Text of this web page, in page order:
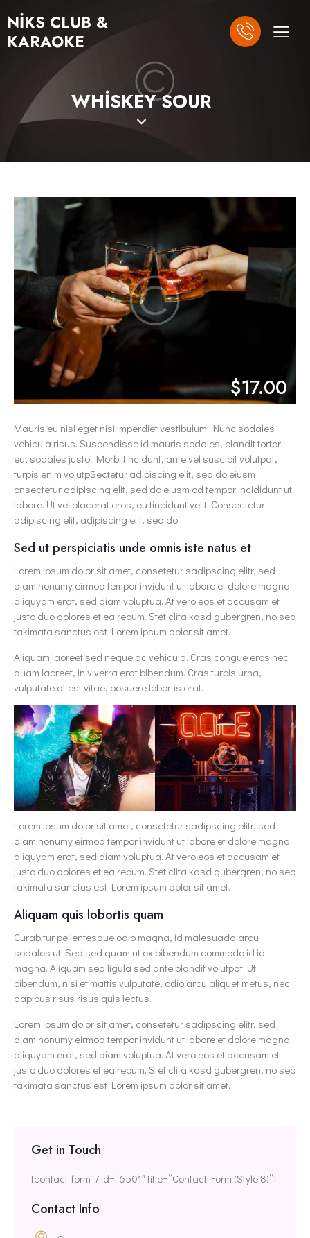
NIKS CLUB &
KARAOKE
WHISKEY SOUR
$17.00
Mauris eu nisi eget nisi imperdiet vestibulum. Nunc sodales
vehicula risus. Suspendisse id mauris sodales, blandit tortor
eu, sodales justo. Morbi tincidunt, ante vel suscipit volutpat,
turpis enim volutpSectetur adipiscing elit, sed do eiusm
onsectetur adipiscing elit, sed do eiusm od tempor incididunt ut
labore. Ut vel placerat eros, eu tincidunt velit. Consectetur
adipiscing elit, adipiscing elit, sed do.
Sed ut perspiciatis unde omnis iste natus et
Lorem ipsum dolor sit amet, consetetur sadipscing elitr, sed
diam nonumy eirmod tempor invidunt ut labore et dolore magna
aliquyam erat, sed diam voluptua. At vero eos et accusam et
justo duo dolores et ea rebum. Stet clita kasd gubergren, no sea
takimata sanctus est Lorem ipsum dolor sit amet.
Aliquam laoreet sed neque ac vehicula. Cras congue eros nec
quam laoreet, in viverra erat bibendum. Cras turpis urna,
vulputate at est vitae, posuere lobortis erat.
Lorem ipsum dolor sit amet, consetetur sadipscing elitr, sed
diam nonumy eirmod tempor invidunt ut labore et dolore magna
aliquyam erat, sed diam voluptua. At vero eos et accusam et
justo duo dolores et ea rebum. Stet clita kasd gubergren, no sea
takimata sanctus est Lorem ipsum dolor sit amet.
Aliquam quis lobortis quam
Curabitur pellentesque odio magna, id malesuada arcu
sodales ut. Sed sed quam ut ex bibendum commodo id id
magna. Aliquam sed ligula sed ante blandit volutpat. Ut
bibendum, nisi et mattis vulputate, odio arcu aliquet metus, nec
dapibus risus risus quis lectus.
Lorem ipsum dolor sit amet, consetetur sadipscing elitr, sed
diam nonumy eirmod tempor invidunt ut labore et dolore magna
aliquyam erat, sed diam voluptua. At vero eos et accusam et
justo duo dolores et ea rebum. Stet clita kasd gubergren, no sea
takimata sanctus est Lorem ipsum dolor sit amet.
Get in Touch
[contact-form-7 id=”6501″ title=”Contact Form (Style 8)”]
Contact Info